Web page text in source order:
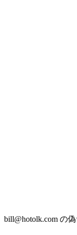
bill@hotolk.com の